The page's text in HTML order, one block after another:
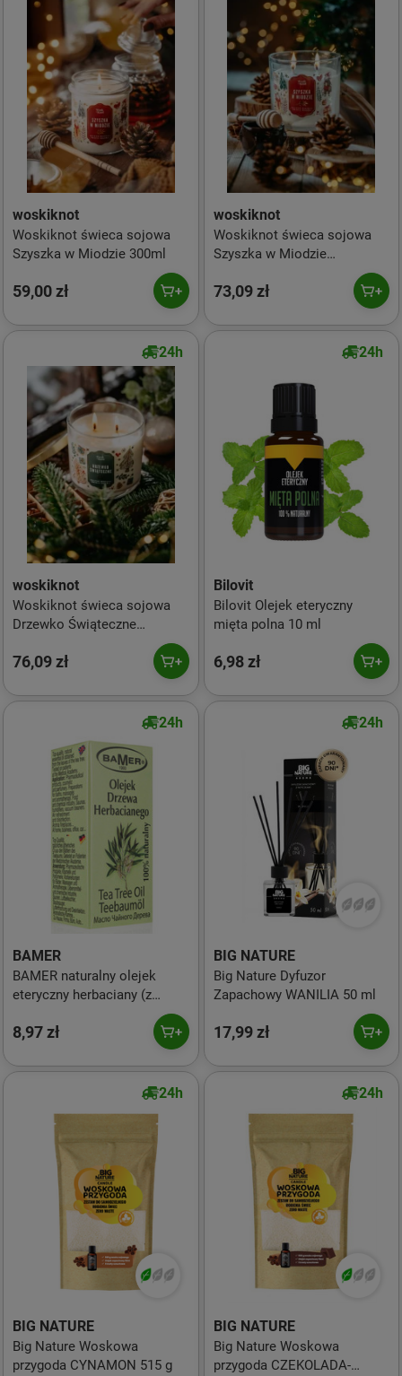
woskiknot
Woskiknot świeca sojowa
Szyszka w Miodzie 300ml
59,00 zł
woskiknot
Woskiknot świeca sojowa
Szyszka w Miodzie
73,09 zł
24h
woskiknot
Woskiknot świeca sojowa
Drzewko Świąteczne
76,09 zł
24h
Bilovit
Bilovit Olejek eteryczny
mięta polna 10 ml
6,98 zł
24h
BAMER
BAMER naturalny olejek
eteryczny herbaciany (z
8,97 zł
24h
BIG NATURE
Big Nature Dyfuzor
Zapachowy WANILIA 50 ml
17,99 zł
24h
BIG NATURE
Big Nature Woskowa
przygoda CYNAMON 515 g
24h
BIG NATURE
Big Nature Woskowa
przygoda CZEKOLADA-